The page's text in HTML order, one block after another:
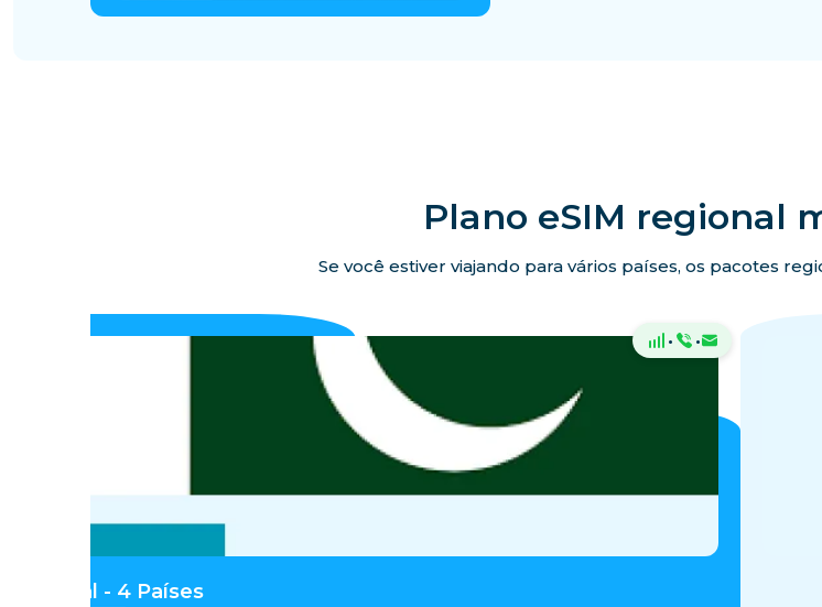
Plano eSIM regional
Se você estiver viajando para vários países, os pacotes
· ·
Central - 4 Países